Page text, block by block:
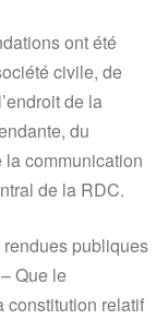
ont été
civile, de
de la
du
communication
de la RDC.
publiques
Que le
constitution relatif